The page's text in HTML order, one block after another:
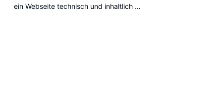
ein Webseite technisch und inhaltlich …